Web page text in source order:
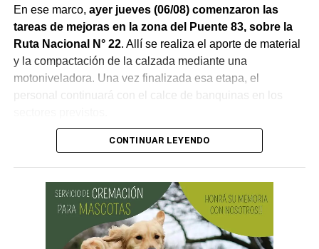
En ese marco, ayer jueves (06/08) comenzaron las
tareas de mejoras en la zona del Puente 83, sobre la
Ruta Nacional N° 22. Allí se realiza el aporte de material
y la compactación de la calzada mediante una
motoniveladora. Una vez finalizada esa etapa, el
personal continuará con el calce de banquinas en los
CONTINUAR LEYENDO